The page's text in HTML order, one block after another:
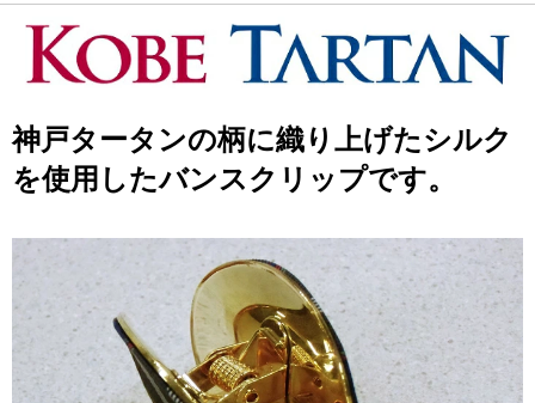
神戸タータンの柄に織り上げたシルク
を使用したバンスクリップです。